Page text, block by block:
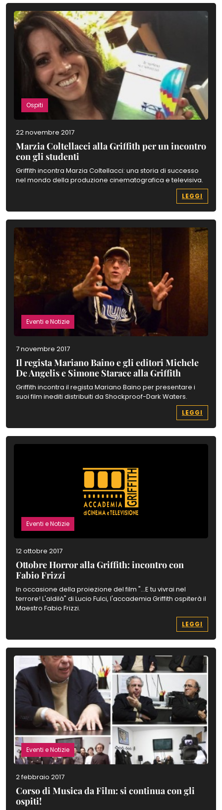
Ospiti
22 novembre 2017
Marzia Coltellacci alla Griffith per un incontro
con gli studenti
Griffith incontra Marzia Coltellacci: una storia di successo
nel mondo della produzione cinematografica e televisiva.
LEGGI
Eventi e Notizie
7 novembre 2017
Il regista Mariano Baino e gli editori Michele
De Angelis e Simone Starace alla Griffith
Griffith incontra il regista Mariano Baino per presentare i
suoi film inediti distribuiti da Shockproof-Dark Waters.
LEGGI
Eventi e Notizie
12 ottobre 2017
Ottobre Horror alla Griffith: incontro con
Fabio Frizzi
In occasione della proiezione del film "...E tu vivrai nel
terrore! L'aldilà" di Lucio Fulci, l'accademia Griffith ospiterà il
Maestro Fabio Frizzi.
LEGGI
Eventi e Notizie
2 febbraio 2017
Corso di Musica da Film: si continua con gli
ospiti!